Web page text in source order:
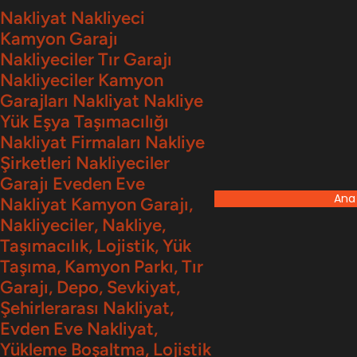
İçeriğe
geç
Nakliyat Nakliyeci
Kamyon Garajı
Nakliyeciler Tır Garajı
Nakliyeciler Kamyon
Garajları Nakliyat Nakliye
Yük Eşya Taşımacılığı
Nakliyat Firmaları Nakliye
Şirketleri Nakliyeciler
Garajı Eveden Eve
Nakliyat Kamyon Garajı,
Nakliyeciler, Nakliye,
Taşımacılık, Lojistik, Yük
Taşıma, Kamyon Parkı, Tır
Garajı, Depo, Sevkiyat,
Şehirlerarası Nakliyat,
Evden Eve Nakliyat,
Yükleme Boşaltma, Lojistik